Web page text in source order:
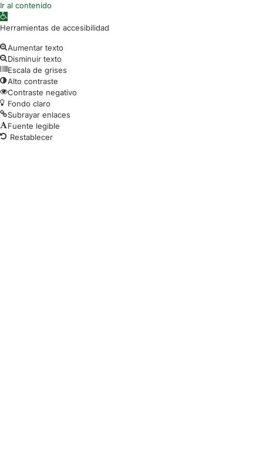
Ir al contenido
Abrir barra de herramientas
Herramientas de accesibilidad
Aumentar texto
Disminuir texto
Escala de grises
Alto contraste
Contraste negativo
Fondo claro
Subrayar enlaces
Fuente legible
Restablecer